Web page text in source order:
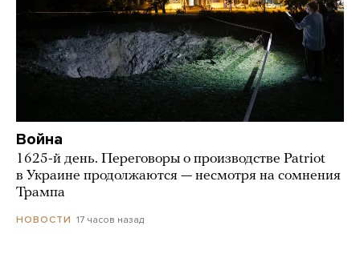
Война
1625-й день. Переговоры о производстве Patriot
в Украине продолжаются — несмотря на сомнения
Трампа
НОВОСТИ 17 часов назад